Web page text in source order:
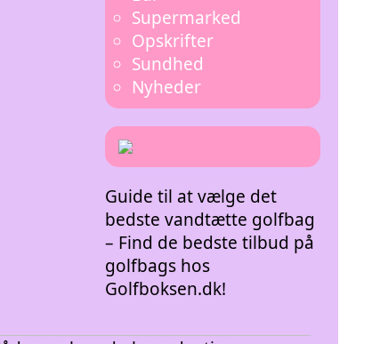
Supermarked
Opskrifter
Sundhed
Nyheder
Guide til at vælge det
bedste vandtætte golfbag
– Find de bedste tilbud på
golfbags hos
Golfboksen.dk!